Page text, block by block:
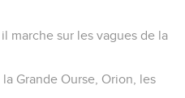
marche sur les vagues de la
Grande Ourse, Orion, les